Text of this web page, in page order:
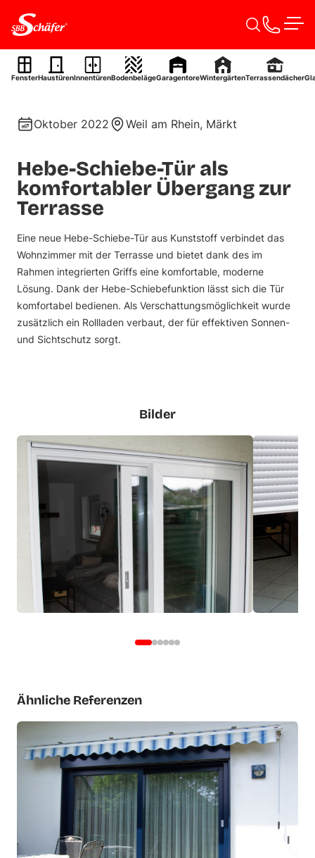
FensterHaustürenInnentürenBodenbelägeGaragentoreWintergärtenTerrassendächer
Hebe-Schiebe-Tür
Oktober 2022 Weil am Rhein, Märkt
Hebe-Schiebe-Tür als
komfortabler Übergang zur
Terrasse
Eine neue Hebe-Schiebe-Tür aus Kunststoff verbindet das
Wohnzimmer mit der Terrasse und bietet dank des im
Rahmen integrierten Griffs eine komfortable, moderne
Lösung. Dank der Hebe-Schiebefunktion lässt sich die Tür
komfortabel bedienen. Als Verschattungsmöglichkeit wurde
zusätzlich ein Rollladen verbaut, der für effektiven Sonnen-
und Sichtschutz sorgt.
Bilder
Ähnliche Referenzen